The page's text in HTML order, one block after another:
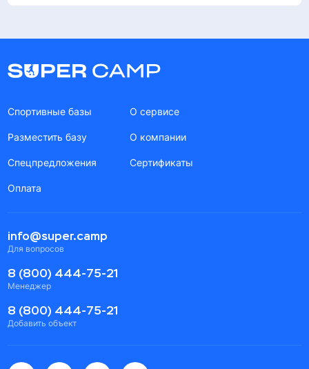
Спортивные базы
Разместить базу
Спецпредложения
Оплата
О сервисе
О компании
Сертификаты
info@super.camp
Для вопросов
8 (800) 444-75-21
Менеджер
8 (800) 444-75-21
Добавить объект